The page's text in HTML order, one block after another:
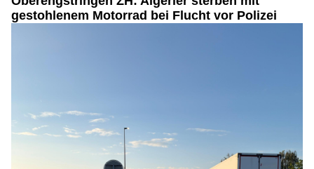
gestohlenem Motorrad bei Flucht vor Polizei